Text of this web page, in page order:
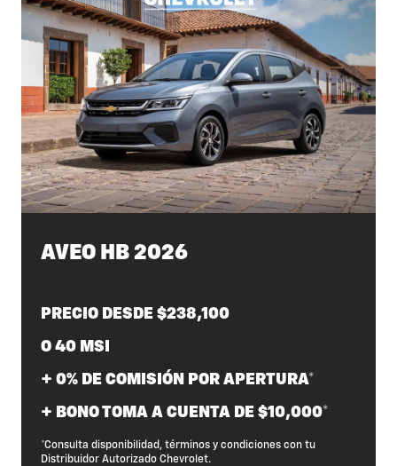
AVEO HB 2026
PRECIO DESDE $238,100
O 40 MSI
+ 0% DE COMISIÓN POR APERTURA*
+ BONO TOMA A CUENTA DE $10,000*
*Consulta disponibilidad, términos y condiciones con tu
Distribuidor Autorizado Chevrolet.